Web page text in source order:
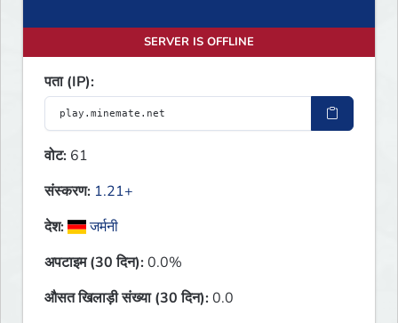
SERVER IS OFFLINE
पता (IP):
वोट: 61
संस्करण: 1.21+
देश:
जर्मनी
अपटाइम (30 दिन):0.0%
औसत खिलाड़ी संख्या (30 दिन):0.0